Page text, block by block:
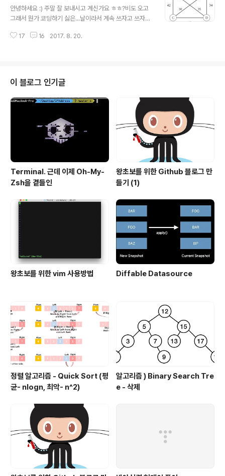
문제 Q는 NP-Hard이다."이거랑,"NP-Hard는 어떤 Cer
tificate를 주더라도 그것을 다항시간에 대답할 수 없
직히 서로 하나도 상관없잖아요. 근데 둘다 NP-..
안녕하세요 :) 주말 잘 보내시고 계신가요 ㅎㅎ?비도 오고
그래서 뭔가 코딩하기 싫은...날이라서 계속 쓰자고 쓰자고
ng Salesman Problem)는 NP-Complete라는 것을
두 글을 읽고오지 않으면, 이해가 전혀 되지 않을거에요 ㅠ
ㅠ제 글이 아니더라도, P, NP, NP-Hard, NP-Complete
의 개념에 대해서 공부하고 이 글을 봐주세요 :) 시작할게
17 16 2017. 8. 20.
이 블로그 인기글
Terminal. 근데 이제 Oh-My-
Zsh을 곁들인
왕초보를 위한 Github 블로그 만
들기 (1)
왕초보를 위한 vim 사용방법 Diffable Datasource
정렬 알고리즘 - Quick Sort (평
균- nlogn, 최악- n^2)
알고리즘 ) Binary Search Tre
e - 삭제